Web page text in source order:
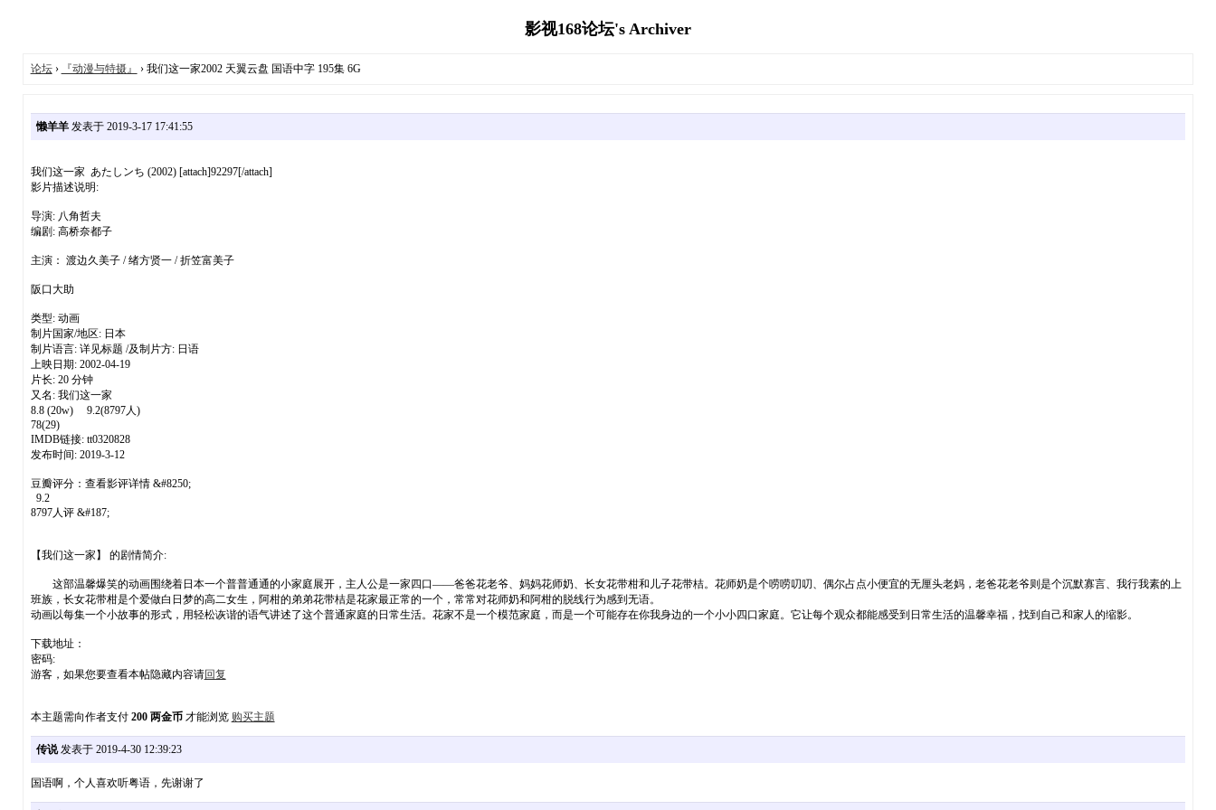
影视168论坛's Archiver
论坛› 『动漫与特摄』 › 我们这一家2002 天翼云盘 国语中字 195集 6G
懒羊羊发表于 2019-3-17 17:41:55
我们这一家 あたしンち (2002) [attach]92297[/attach]
影片描述说明:
导演: 八角哲夫
编剧: 高桥奈都子
主演： 渡边久美子 / 绪方贤一 / 折笠富美子
阪口大助
类型: 动画
制片国家/地区: 日本
制片语言: 详见标题 /及制片方: 日语
上映日期: 2002-04-19
片长: 20 分钟
又名: 我们这一家
8.8 (20w) 9.2(8797人)
78(29)
IMDB链接: tt0320828
发布时间: 2019-3-12
豆瓣评分：查看影评详情 &#8250;
9.2
8797人评 &#187;
【我们这一家】 的剧情简介:
这部温馨爆笑的动画围绕着日本一个普普通通的小家庭展开，主人公是一家四口——爸爸花老爷、妈妈花师奶、长女花带柑和儿子花带桔。花师奶是个唠唠叨叨、偶尔占点小便宜的无厘头老妈，老爸花老爷则是个沉默寡言、我行我素的上
班族，长女花带柑是个爱做白日梦的高二女生，阿柑的弟弟花带桔是花家最正常的一个，常常对花师奶和阿柑的脱线行为感到无语。
动画以每集一个小故事的形式，用轻松诙谐的语气讲述了这个普通家庭的日常生活。花家不是一个模范家庭，而是一个可能存在你我身边的一个小小四口家庭。它让每个观众都能感受到日常生活的温馨幸福，找到自己和家人的缩影。
下载地址：
密码:
游客，如果您要查看本帖隐藏内容请回复
本主题需向作者支付 200 两金币才能浏览 购买主题
传说发表于 2019-4-30 12:39:23
国语啊，个人喜欢听粤语，先谢谢了